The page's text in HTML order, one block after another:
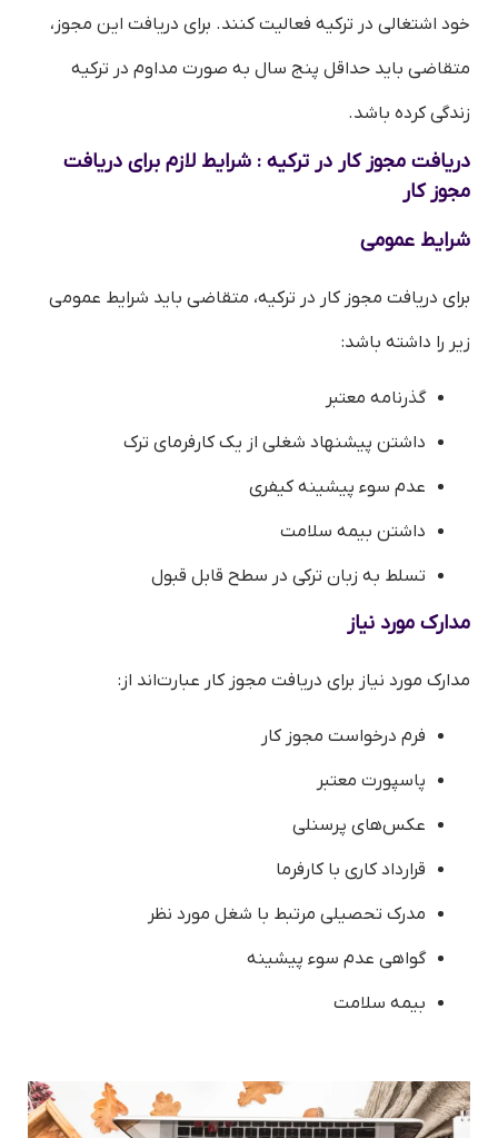
خود اشتغالی در ترکیه فعالیت کنند. برای دریافت این مجوز،
متقاضی باید حداقل پنج سال به صورت مداوم در ترکیه
زندگی کرده باشد.
دریافت مجوز کار در ترکیه : شرایط لازم برای دریافت
مجوز کار
شرایط عمومی
برای دریافت مجوز کار در ترکیه، متقاضی باید شرایط عمومی
زیر را داشته باشد:
گذرنامه معتبر
داشتن پیشنهاد شغلی از یک کارفرمای ترک
عدم سوء پیشینه کیفری
داشتن بیمه سلامت
تسلط به زبان ترکی در سطح قابل قبول
مدارک مورد نیاز
مدارک مورد نیاز برای دریافت مجوز کار عبارت‌اند از:
فرم درخواست مجوز کار
پاسپورت معتبر
عکس‌های پرسنلی
قرارداد کاری با کارفرما
مدرک تحصیلی مرتبط با شغل مورد نظر
گواهی عدم سوء پیشینه
بیمه سلامت